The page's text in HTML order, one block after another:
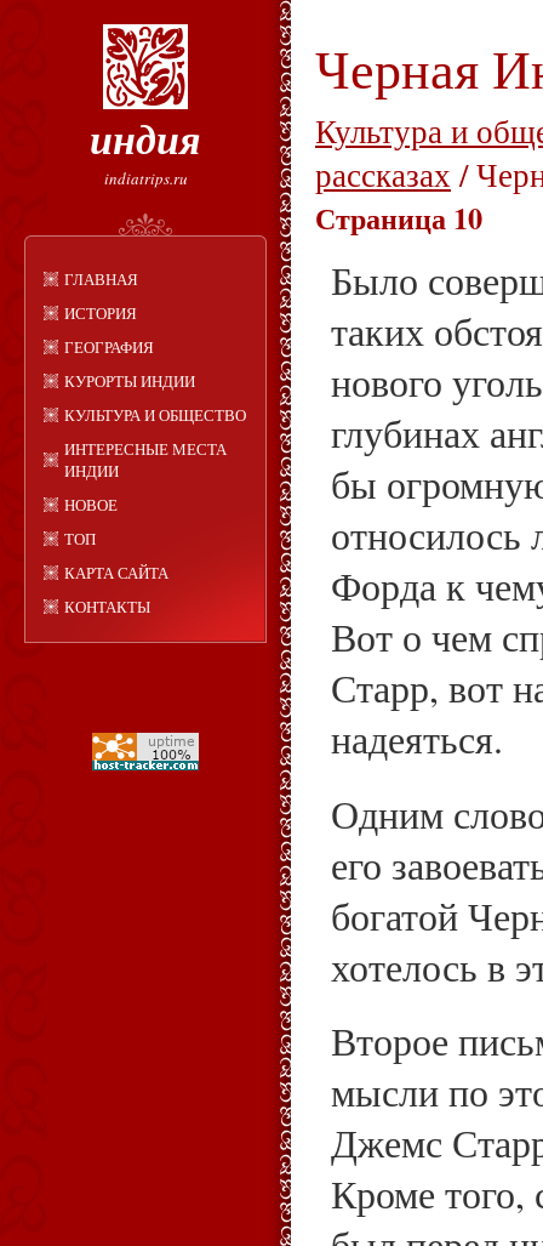
индия
indiatrips.ru
ГЛАВНАЯ
ИСТОРИЯ
ГЕОГРАФИЯ
КУРОРТЫ ИНДИИ
КУЛЬТУРА И ОБЩЕСТВО
ИНТЕРЕСНЫЕ МЕСТА
ИНДИИ
НОВОЕ
ТОП
КАРТА САЙТА
КОНТАКТЫ
Черная
Культура и
рассказах/
Страница 10
Было
таких
нового
глубинах
бы
Форда к
Вот о чем
Старр, вот
надеяться.
Одним
его
богатой
хотелось в
Второе
мысли по
Джемс
Кроме того,